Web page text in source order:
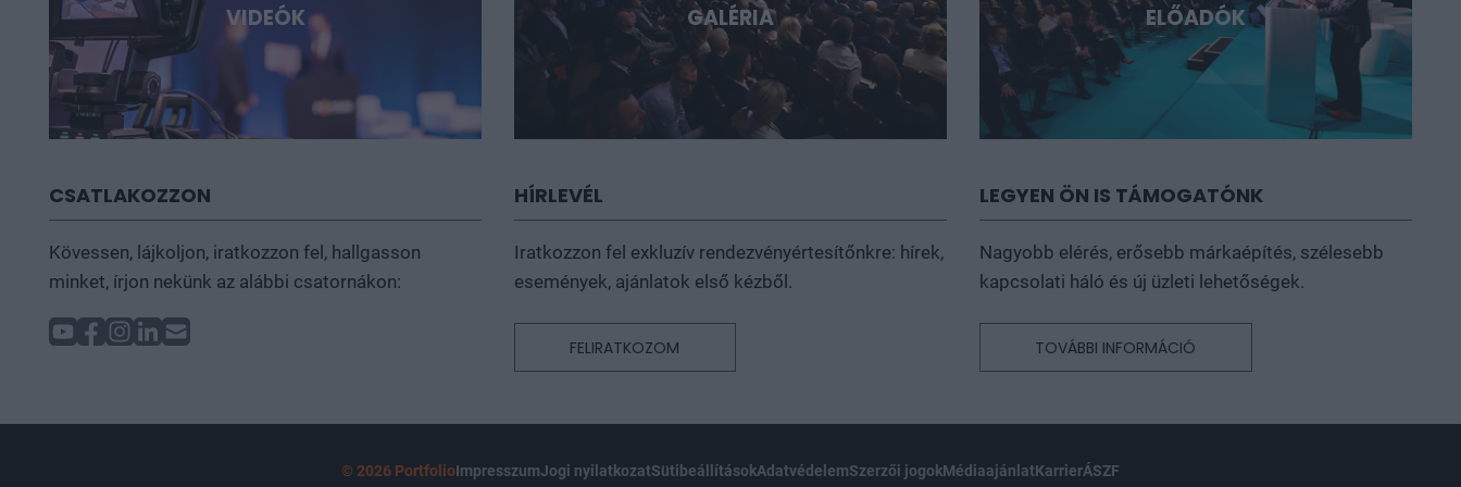
VIDEÓK GALÉRIA ELŐADÓK
CSATLAKOZZON
Kövessen, lájkoljon, iratkozzon fel, hallgasson
minket, írjon nekünk az alábbi csatornákon:
HÍRLEVÉL
Iratkozzon fel exkluzív rendezvényértesítőnkre: hírek,
események, ajánlatok első kézből.
FELIRATKOZOM
LEGYEN ÖN IS TÁMOGATÓNK
Nagyobb elérés, erősebb márkaépítés, szélesebb
kapcsolati háló és új üzleti lehetőségek.
TOVÁBBI INFORMÁCIÓ
© 2026 PortfolioImpresszumJogi nyilatkozatSütibeállításokAdatvédelemSzerzői jogokMédiaajánlatKarrierÁSZF